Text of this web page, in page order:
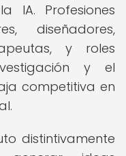
IA. Profesiones
diseñadores,
y roles
y el
competitiva en
distintivamente